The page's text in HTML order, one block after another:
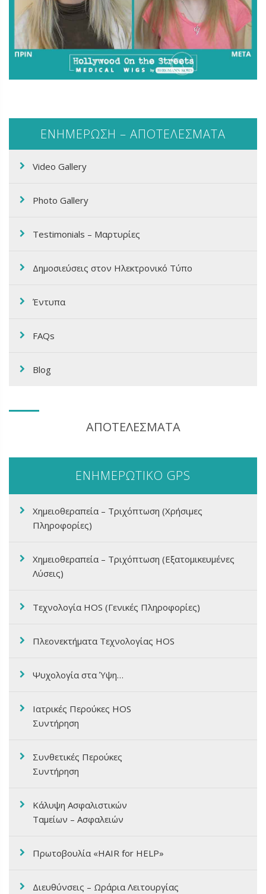
ΕΝΗΜΕΡΩΣΗ – ΑΠΟΤΕΛΕΣΜΑΤΑ
Video Gallery
Photo Gallery
Testimonials – Μαρτυρίες
Δημοσιεύσεις στον Ηλεκτρονικό Τύπο
Έντυπα
FAQs
Blog
ΑΠΟΤΕΛΕΣΜΑΤΑ
ΕΝΗΜΕΡΩΤΙΚΟ GPS
Χημειοθεραπεία – Τριχόπτωση (Χρήσιμες
Πληροφορίες)
Χημειοθεραπεία – Τριχόπτωση (Εξατομικευμένες
Λύσεις)
Τεχνολογία HOS (Γενικές Πληροφορίες)
Πλεονεκτήματα Τεχνολογίας HOS
Ψυχολογία στα Ύψη…
Ιατρικές Περούκες HOS
Συντήρηση
Συνθετικές Περούκες
Συντήρηση
Κάλυψη Ασφαλιστικών
Ταμείων – Ασφαλειών
Πρωτοβουλία «HAIR for HELP»
Διευθύνσεις – Ωράρια Λειτουργίας